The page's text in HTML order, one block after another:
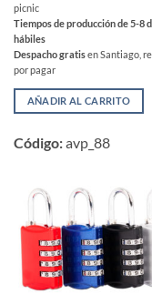
picnic
Tiempos de producción de 5-8
hábiles
Despacho gratisen Santiago,
por pagar
AÑADIR AL CARRITO
Código:avp_88